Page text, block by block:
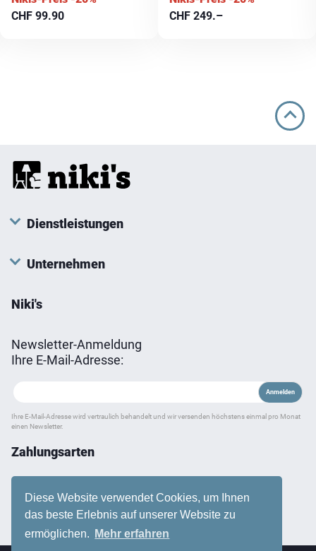
Diese Website verwendet Cookies, um Ihnen
das beste Erlebnis auf unserer Website zu
ermöglichen.
Mehr erfahren
CHF 99.90
CHF 249.–
Dienstleistungen
Unternehmen
Niki's
Newsletter-Anmeldung
Ihre E-Mail-Adresse:
Ihre E-Mail-Adresse wird vertraulich behandelt und wir versenden höchstens einmal pro Monat
einen Newsletter.
Zahlungsarten